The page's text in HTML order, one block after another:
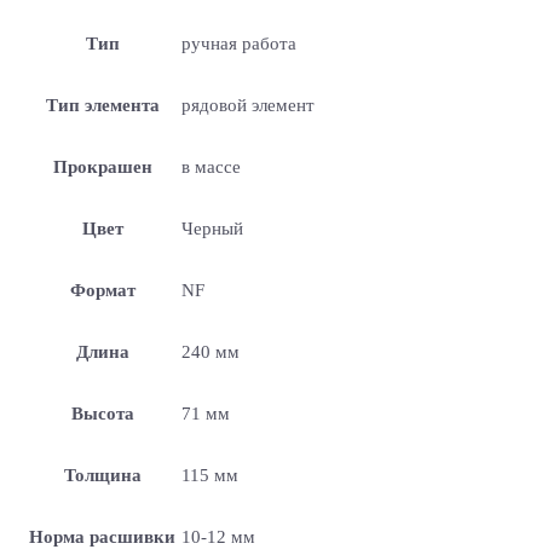
Тип ручная работа
Тип элемента рядовой элемент
Прокрашен в массе
Цвет Черный
Формат NF
Длина 240 мм
Высота 71 мм
Толщина 115 мм
Норма расшивки 10-12 мм